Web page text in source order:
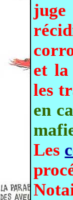
et la
les
en
Les